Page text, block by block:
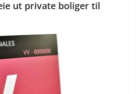
ut private boliger til